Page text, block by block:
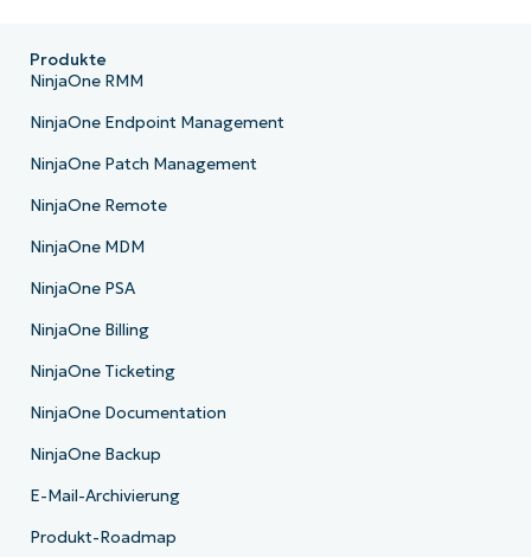
Produkte
NinjaOne RMM
NinjaOne Endpoint Management
NinjaOne Patch Management
NinjaOne Remote
NinjaOne MDM
NinjaOne PSA
NinjaOne Billing
NinjaOne Ticketing
NinjaOne Documentation
NinjaOne Backup
E-Mail-Archivierung
Produkt-Roadmap